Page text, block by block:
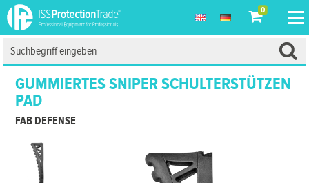
0
GUMMIERTES SNIPER SCHULTERSTÜTZEN
PAD
FAB DEFENSE